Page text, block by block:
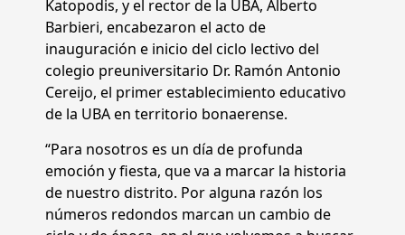
Katopodis, y el rector de la UBA, Alberto
Barbieri, encabezaron el acto de
inauguración e inicio del ciclo lectivo del
colegio preuniversitario Dr. Ramón Antonio
Cereijo, el primer establecimiento educativo
de la UBA en territorio bonaerense.
“Para nosotros es un día de profunda
emoción y fiesta, que va a marcar la historia
de nuestro distrito. Por alguna razón los
números redondos marcan un cambio de